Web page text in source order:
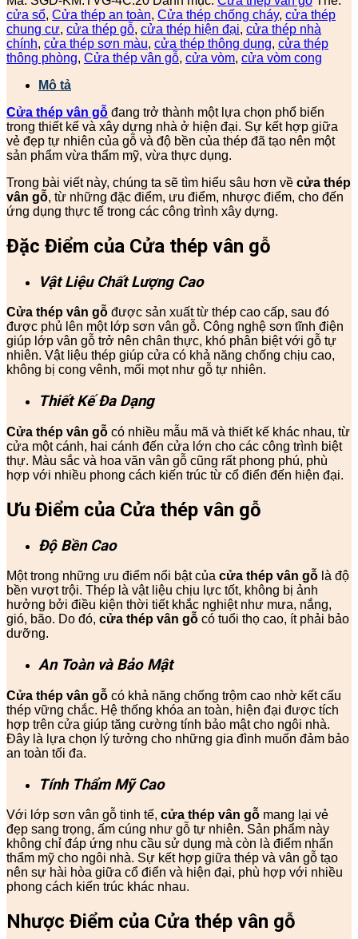
cửa sổ, Cửa thép an toàn, Cửa thép chống cháy, cửa thép
chung cư, cửa thép gỗ, cửa thép hiện đại, cửa thép nhà
chính, cửa thép sơn màu, cửa thép thông dụng, cửa thép
thông phòng, Cửa thép vân gỗ, cửa vòm, cửa vòm cong
Mô tả
Cửa thép vân gỗ đang trở thành một lựa chọn phổ biến
trong thiết kế và xây dựng nhà ở hiện đại. Sự kết hợp giữa
vẻ đẹp tự nhiên của gỗ và độ bền của thép đã tạo nên một
sản phẩm vừa thẩm mỹ, vừa thực dụng.
Trong bài viết này, chúng ta sẽ tìm hiểu sâu hơn về cửa thép
vân gỗ, từ những đặc điểm, ưu điểm, nhược điểm, cho đến
ứng dụng thực tế trong các công trình xây dựng.
Đặc Điểm của Cửa thép vân gỗ
Vật Liệu Chất Lượng Cao
Cửa thép vân gỗ được sản xuất từ thép cao cấp, sau đó
được phủ lên một lớp sơn vân gỗ. Công nghệ sơn tĩnh điện
giúp lớp vân gỗ trở nên chân thực, khó phân biệt với gỗ tự
nhiên. Vật liệu thép giúp cửa có khả năng chống chịu cao,
không bị cong vênh, mối mọt như gỗ tự nhiên.
Thiết Kế Đa Dạng
Cửa thép vân gỗ có nhiều mẫu mã và thiết kế khác nhau, từ
cửa một cánh, hai cánh đến cửa lớn cho các công trình biệt
thự. Màu sắc và hoa văn vân gỗ cũng rất phong phú, phù
hợp với nhiều phong cách kiến trúc từ cổ điển đến hiện đại.
Ưu Điểm của Cửa thép vân gỗ
Độ Bền Cao
Một trong những ưu điểm nổi bật của cửa thép vân gỗ là độ
bền vượt trội. Thép là vật liệu chịu lực tốt, không bị ảnh
hưởng bởi điều kiện thời tiết khắc nghiệt như mưa, nắng,
gió, bão. Do đó, cửa thép vân gỗ có tuổi thọ cao, ít phải bảo
dưỡng.
An Toàn và Bảo Mật
Cửa thép vân gỗ có khả năng chống trộm cao nhờ kết cấu
thép vững chắc. Hệ thống khóa an toàn, hiện đại được tích
hợp trên cửa giúp tăng cường tính bảo mật cho ngôi nhà.
Đây là lựa chọn lý tưởng cho những gia đình muốn đảm bảo
an toàn tối đa.
Tính Thẩm Mỹ Cao
Với lớp sơn vân gỗ tinh tế, cửa thép vân gỗ mang lại vẻ
đẹp sang trọng, ấm cúng như gỗ tự nhiên. Sản phẩm này
không chỉ đáp ứng nhu cầu sử dụng mà còn là điểm nhấn
thẩm mỹ cho ngôi nhà. Sự kết hợp giữa thép và vân gỗ tạo
nên sự hài hòa giữa cổ điển và hiện đại, phù hợp với nhiều
phong cách kiến trúc khác nhau.
Nhược Điểm của Cửa thép vân gỗ